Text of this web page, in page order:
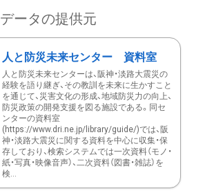
データの提供元
人と防災未来センター 資料室
人と防災未来センターは、阪神・淡路大震災の
経験を語り継ぎ、その教訓を未来に生かすこと
を通じて、災害文化の形成、地域防災力の向上、
防災政策の開発支援を図る施設である。同セ
ンターの資料室
(https://www.dri.ne.jp/library/guide/)では、阪
神・淡路大震災に関する資料を中心に収集・保
存しており、検索システムでは一次資料（モノ・
紙・写真・映像音声）、二次資料（図書・雑誌）を
検...